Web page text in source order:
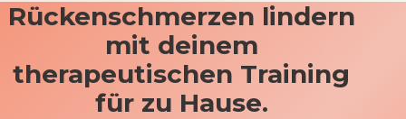
Rückenschmerzen lindern
mit deinem
therapeutischen Training
für zu Hause.